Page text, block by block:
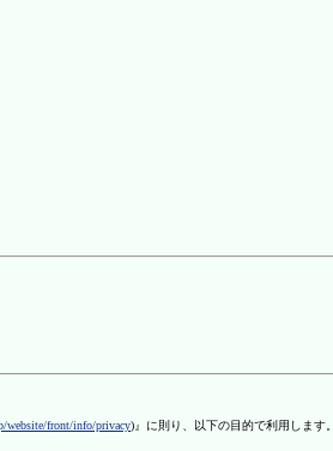
website/front/info/privacy)』に則り、以下の目的で利用します。